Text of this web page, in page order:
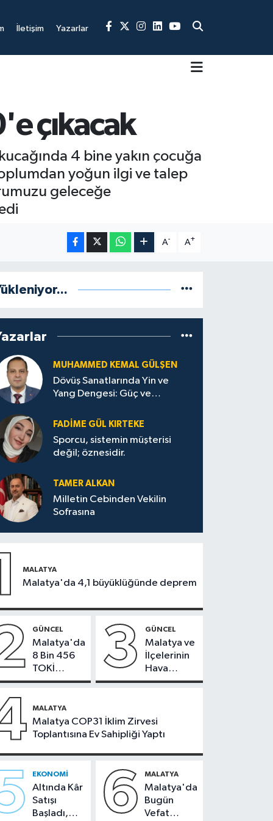
İletişim Yazarlar
çıkacak
4 bine yakın çocuğa
yoğun ilgi ve talep
geleceğe
A- A+
MUHAMMED KEMAL GÜLŞEN
Dövüş Sanatlarında Yin ve
Yang Dengesi: Güç ve
FADIME GÜL KIRTEKE
Sporcu, sistemin müşterisi
değil; öznesidir.
TAMER ALKAN
Milletin Cebinden Vekilin
Sofrasına
MALATYA
Malatya'da 4,1 büyüklüğünde deprem
GÜNCEL
Malatya'da
8 Bin 456
TOKİ
Konutunun
Bugün
Çekiliyor
3 GÜNCEL
Malatya ve
İlçelerinin
Hava
Durumu -
2026
MALATYA
Malatya COP31 İklim Zirvesi
Toplantısına Ev Sahipliği Yaptı
EKONOMI
Altında Kâr
Satışı
Başladı,
6 MALATYA
Malatya'da
Bugün
Vefat